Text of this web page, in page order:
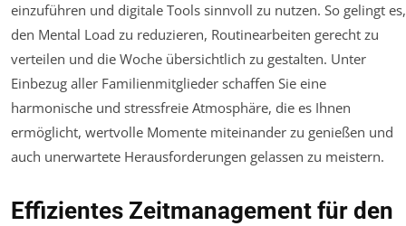
einzuführen und digitale Tools sinnvoll zu nutzen. So gelingt es,
den Mental Load zu reduzieren, Routinearbeiten gerecht zu
verteilen und die Woche übersichtlich zu gestalten. Unter
Einbezug aller Familienmitglieder schaffen Sie eine
harmonische und stressfreie Atmosphäre, die es Ihnen
ermöglicht, wertvolle Momente miteinander zu genießen und
auch unerwartete Herausforderungen gelassen zu meistern.
Effizientes Zeitmanagement für den